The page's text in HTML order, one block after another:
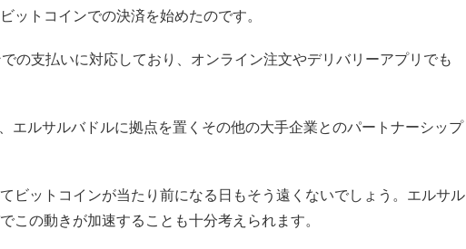
ットコインでの決済を始めたのです。
の支払いに対応しており、オンライン注文やデリバリーアプリでも
エルサルバドルに拠点を置くその他の大手企業とのパートナーシップ
ビットコインが当たり前になる日もそう遠くないでしょう。エルサル
この動きが加速することも十分考えられます。